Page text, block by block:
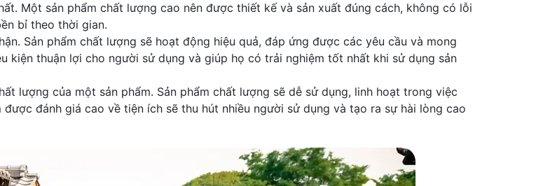
Một sản phẩm chất lượng cao nên được thiết kế và sản xuất đúng cách, không có lỗi
bỉ theo thời gian.
Sản phẩm chất lượng sẽ hoạt động hiệu quả, đáp ứng được các yêu cầu và mong
thuận lợi cho người sử dụng và giúp họ có trải nghiệm tốt nhất khi sử dụng sản
lượng của một sản phẩm. Sản phẩm chất lượng sẽ dễ sử dụng, linh hoạt trong việc
đánh giá cao về tiện ích sẽ thu hút nhiều người sử dụng và tạo ra sự hài lòng cao